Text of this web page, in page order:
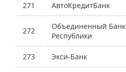
271 АвтоКредитБанк
272
Объединенный Банк
Республики
273 Экси-Банк